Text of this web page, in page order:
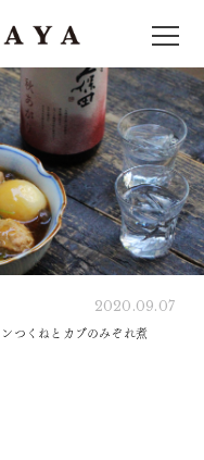
つくねとカブのみぞれ煮
2020.09.07